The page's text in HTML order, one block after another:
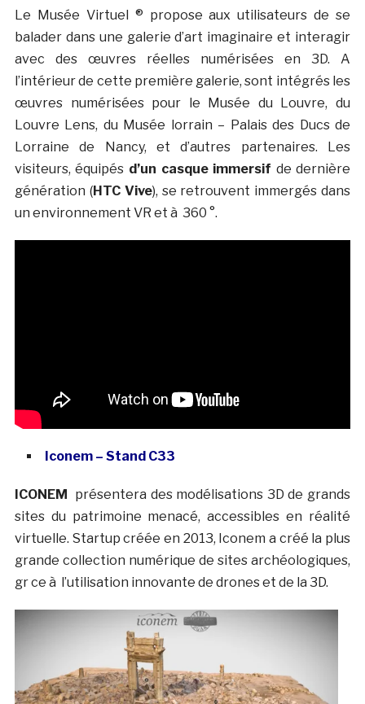
Le Musée Virtuel ® propose aux utilisateurs de se
balader dans une galerie d’art imaginaire et interagir
avec des œuvres réelles numérisées en 3D. A
l’intérieur de cette première galerie, sont intégrés les
œuvres numérisées pour le Musée du Louvre, du
Louvre Lens, du Musée lorrain – Palais des Ducs de
Lorraine de Nancy, et d’autres partenaires. Les
visiteurs, équipés d’un casque immersif de dernière
génération (HTC Vive), se retrouvent immergés dans
un environnement VR et à 360 °.
Iconem – Stand C33
ICONEM présentera des modélisations 3D de grands
sites du patrimoine menacé, accessibles en réalité
virtuelle. Startup créée en 2013, Iconem a créé la plus
grande collection numérique de sites archéologiques,
gr ce à l’utilisation innovante de drones et de la 3D.